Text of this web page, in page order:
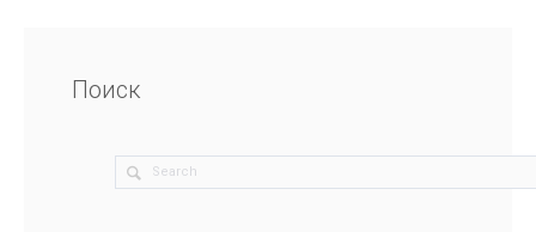
Поиск